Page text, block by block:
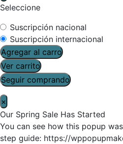
Seleccione
Suscripción nacional
Suscripción internacional
Agregar al carro
Ver carrito
Seguir comprando
×
Our Spring Sale Has Started
You can see how this popup
step guide: https://